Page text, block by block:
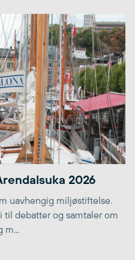
2026
uavhengig miljøstiftelse.
til debatter og samtaler om
m...